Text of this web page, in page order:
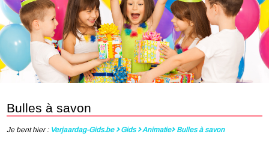
Bulles à savon
Je bent hier : Verjaardag-Gids.be Gids Animatie Bulles à savon